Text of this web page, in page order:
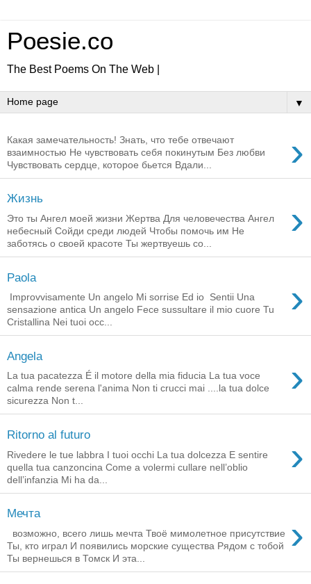
Poesie.co
The Best Poems On The Web |
▼
›
Какая замечательность! Знать, что тебе отвечают
взаимностью Не чувствовать себя покинутым Без любви
Чувствовать сердце, которое бьется Вдали...
Жизнь ›
Это ты Ангел моей жизни Жертва Для человечества Ангел
небесный Сойди среди людей Чтобы помочь им Не
заботясь о своей красоте Ты жертвуешь со...
Paola ›
Improvvisamente Un angelo Mi sorrise Ed io Sentii Una
sensazione antica Un angelo Fece sussultare il mio cuore Tu
Cristallina Nei tuoi occ...
Angela ›
La tua pacatezza É il motore della mia fiducia La tua voce
calma rende serena l'anima Non ti crucci mai ....la tua dolce
sicurezza Non t...
Ritorno al futuro ›
Rivedere le tue labbra I tuoi occhi La tua dolcezza E sentire
quella tua canzoncina Come a volermi cullare nell’oblio
dell’infanzia Mi ha da...
Мечта ›
возможно, всего лишь мечта Твоё мимолетное присутствие
Ты, кто играл И появились морские существа Рядом с тобой
Ты вернешься в Томск И эта...